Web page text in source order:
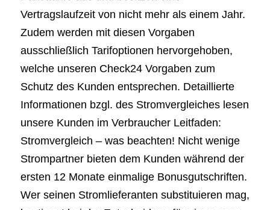
Vertragslaufzeit von nicht mehr als einem Jahr.
Zudem werden mit diesen Vorgaben
ausschließlich Tarifoptionen hervorgehoben,
welche unseren Check24 Vorgaben zum
Schutz des Kunden entsprechen. Detaillierte
Informationen bzgl. des Stromvergleiches lesen
unsere Kunden im Verbraucher Leitfaden:
Stromvergleich – was beachten! Nicht wenige
Strompartner bieten dem Kunden während der
ersten 12 Monate einmalige Bonusgutschriften.
Wer seinen Stromlieferanten substituieren mag,